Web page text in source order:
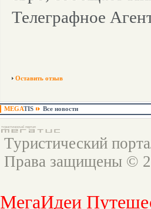
Телеграфное
Оставить отзыв
MEGATIS Все новости
Туристический
Права защищены ©
МегаИдеи